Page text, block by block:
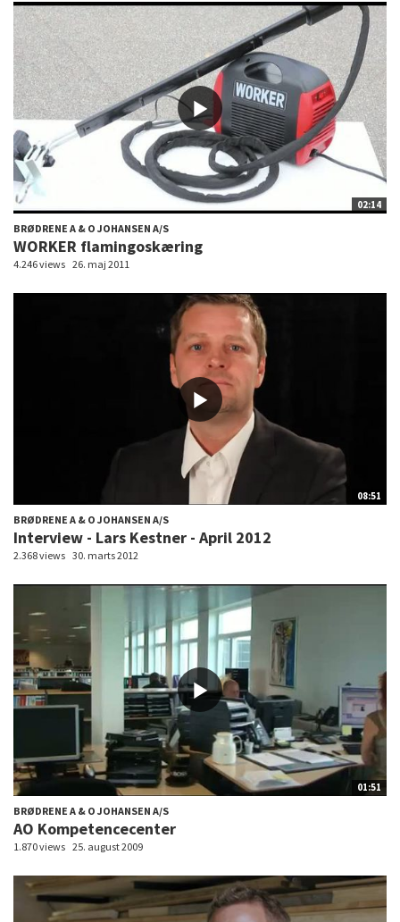
02:14
BRØDRENE A & O JOHANSEN A/S
WORKER flamingoskæring
4.246 views 26. maj 2011
08:51
BRØDRENE A & O JOHANSEN A/S
Interview - Lars Kestner - April 2012
2.368 views 30. marts 2012
01:51
BRØDRENE A & O JOHANSEN A/S
AO Kompetencecenter
1.870 views 25. august 2009